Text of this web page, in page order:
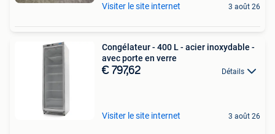
Visiter le site internet 3 août 26
Congélateur - 400 L - acier inoxydable -
avec porte en verre
€ 797,62 Détails
Visiter le site internet 3 août 26